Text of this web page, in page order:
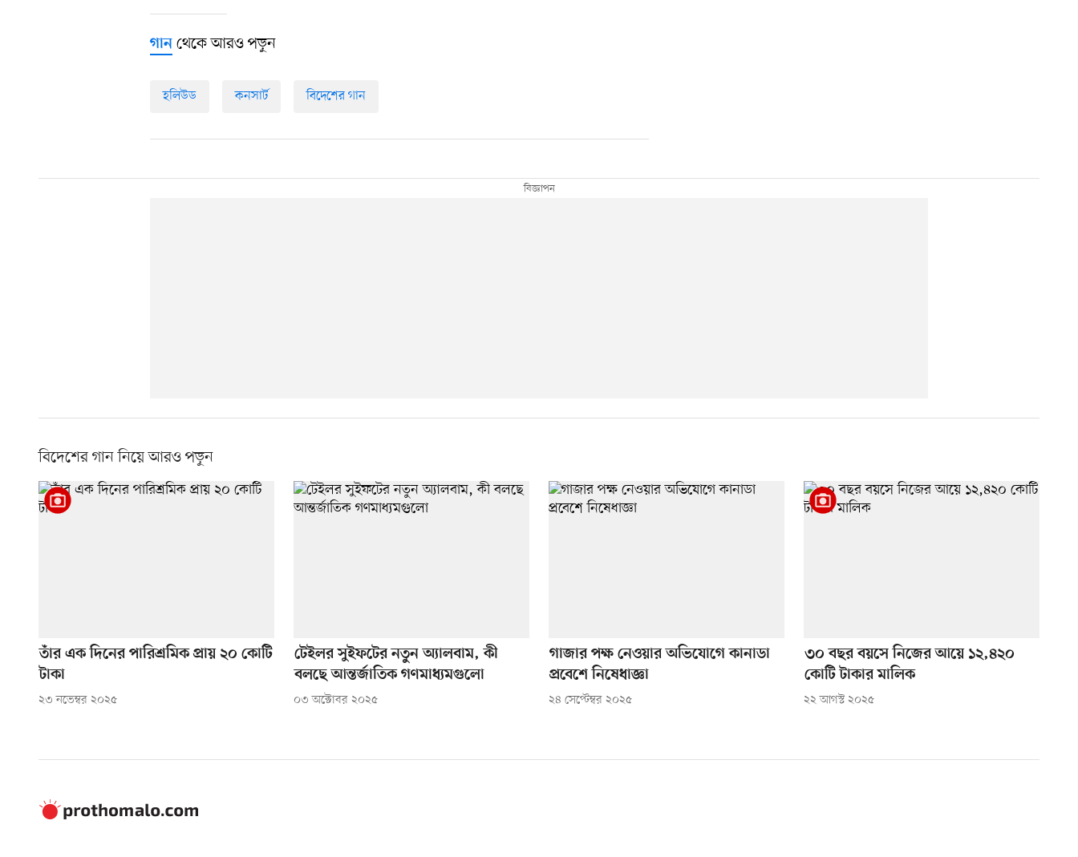
গান থেকে আরও পড়ুন
হলিউড কনসার্ট বিদেশের গান
বিদেশের গান নিয়ে আরও পড়ুন
তাঁর এক দিনের পারিশ্রমিক প্রায় ২০ কোটি
টাকা
২৩ নভেম্বর ২০২৫
টেইলর সুইফটের নতুন অ্যালবাম, কী
বলছে আন্তর্জাতিক গণমাধ্যমগুলো
০৩ অক্টোবর ২০২৫
গাজার পক্ষ নেওয়ার অভিযোগে কানাডা
প্রবেশে নিষেধাজ্ঞা
২৪ সেপ্টেম্বর ২০২৫
৩০ বছর বয়সে নিজের আয়ে ১২,৪২০
কোটি টাকার মালিক
২২ আগস্ট ২০২৫